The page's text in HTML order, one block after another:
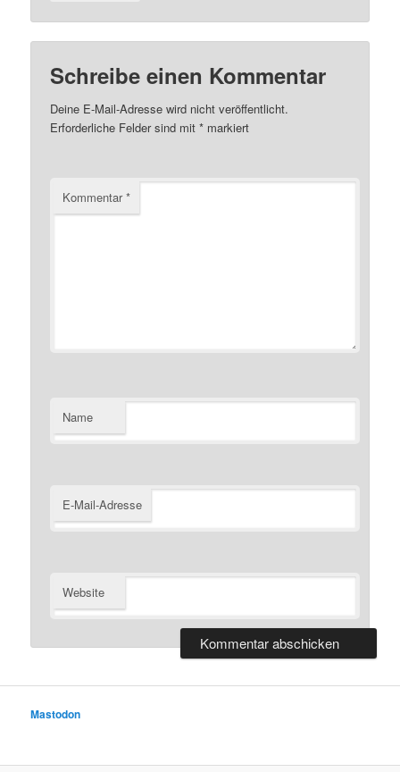
Schreibe einen Kommentar
Deine E-Mail-Adresse wird nicht veröffentlicht.
Erforderliche Felder sind mit* markiert
Kommentar*
Name
E-Mail-Adresse
Website
Mastodon